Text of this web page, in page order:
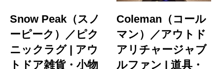
Snow Peak（スノ
ーピーク）／ピク
ニックラグ | アウ
トドア雑貨・小物
Coleman（コール
マン）／アウトド
アリチャージャブ
ルファン | 道具・